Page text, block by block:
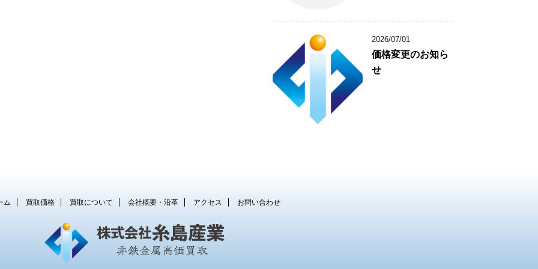
2026/07/01
価格変更のお知ら
せ
ム 買取価格 買取について 会社概要・沿革 アクセス お問い合わせ